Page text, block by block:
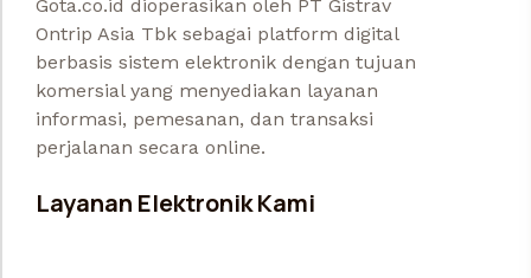
Gota.co.id dioperasikan oleh PT Gistrav
Ontrip Asia Tbk sebagai platform digital
berbasis sistem elektronik dengan tujuan
komersial yang menyediakan layanan
informasi, pemesanan, dan transaksi
perjalanan secara online.
Layanan Elektronik Kami